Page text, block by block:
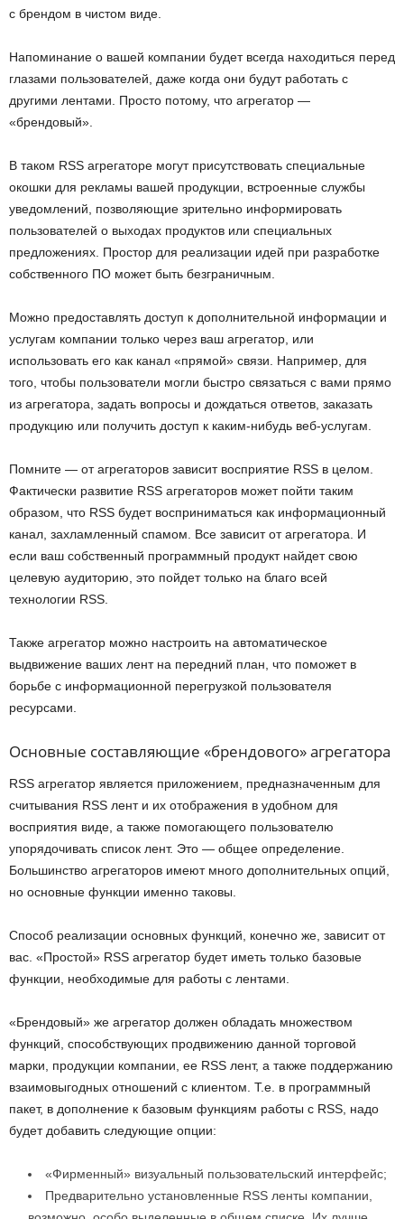
с брендом в чистом виде.
Напоминание о вашей компании будет всегда находиться перед
глазами пользователей, даже когда они будут работать с
другими лентами. Просто потому, что агрегатор —
«брендовый».
В таком RSS агрегаторе могут присутствовать специальные
окошки для рекламы вашей продукции, встроенные службы
уведомлений, позволяющие зрительно информировать
пользователей о выходах продуктов или специальных
предложениях. Простор для реализации идей при разработке
собственного ПО может быть безграничным.
Можно предоставлять доступ к дополнительной информации и
услугам компании только через ваш агрегатор, или
использовать его как канал «прямой» связи. Например, для
того, чтобы пользователи могли быстро связаться с вами прямо
из агрегатора, задать вопросы и дождаться ответов, заказать
продукцию или получить доступ к каким-нибудь веб-услугам.
Помните — от агрегаторов зависит восприятие RSS в целом.
Фактически развитие RSS агрегаторов может пойти таким
образом, что RSS будет восприниматься как информационный
канал, захламленный спамом. Все зависит от агрегатора. И
если ваш собственный программный продукт найдет свою
целевую аудиторию, это пойдет только на благо всей
технологии RSS.
Также агрегатор можно настроить на автоматическое
выдвижение ваших лент на передний план, что поможет в
борьбе с информационной перегрузкой пользователя
ресурсами.
Основные составляющие «брендового» агрегатора
RSS агрегатор является приложением, предназначенным для
считывания RSS лент и их отображения в удобном для
восприятия виде, а также помогающего пользователю
упорядочивать список лент. Это — общее определение.
Большинство агрегаторов имеют много дополнительных опций,
но основные функции именно таковы.
Способ реализации основных функций, конечно же, зависит от
вас. «Простой» RSS агрегатор будет иметь только базовые
функции, необходимые для работы с лентами.
«Брендовый» же агрегатор должен обладать множеством
функций, способствующих продвижению данной торговой
марки, продукции компании, ее RSS лент, а также поддержанию
взаимовыгодных отношений с клиентом. Т.е. в программный
пакет, в дополнение к базовым функциям работы с RSS, надо
будет добавить следующие опции:
«Фирменный» визуальный пользовательский интерфейс;
Предварительно установленные RSS ленты компании,